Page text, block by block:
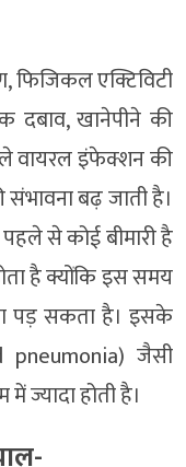
फिजिकल एक्टिविटी
दबाव, खानेपीने की
वायरल इंफेक्शन की
बढ़ जाती है।
से कोई बीमारी है
है क्योंकि इस समय
पड़ सकता है। इसके
pneumonia) जैसी
ज्यादा होती है।